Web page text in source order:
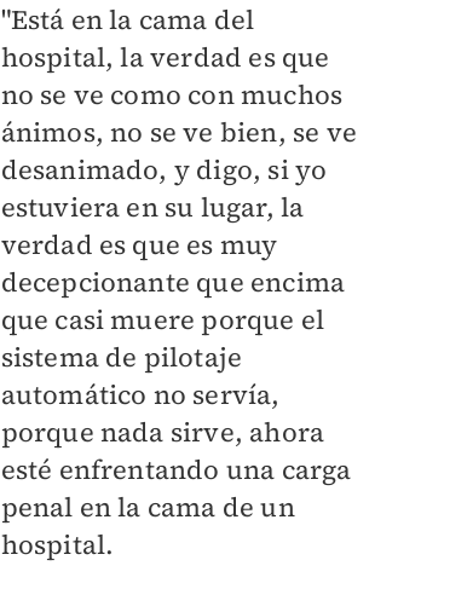
"Está en la cama del
hospital, la verdad es que
no se ve como con muchos
ánimos, no se ve bien, se ve
desanimado, y digo, si yo
estuviera en su lugar, la
verdad es que es muy
decepcionante que encima
que casi muere porque el
sistema de pilotaje
automático no servía,
porque nada sirve, ahora
esté enfrentando una carga
penal en la cama de un
hospital.